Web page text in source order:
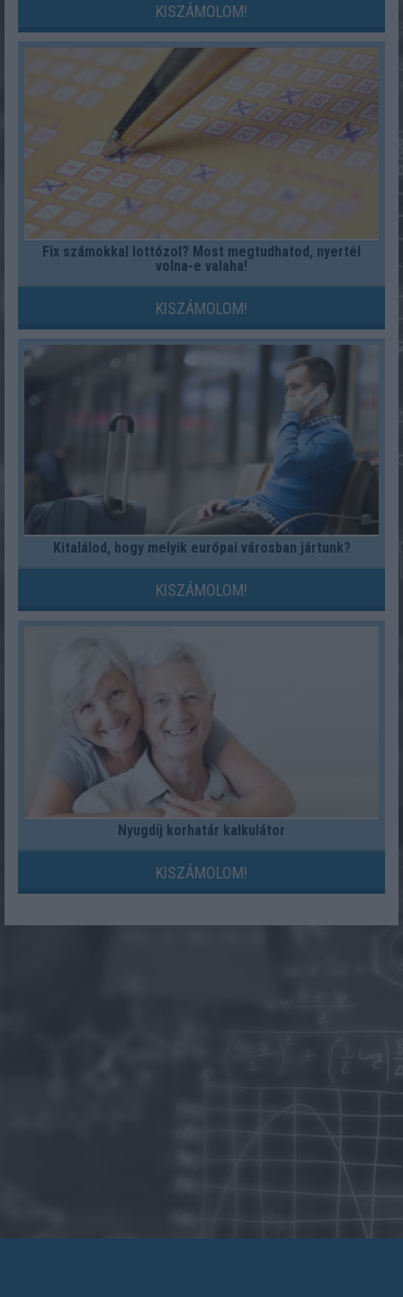
KISZÁMOLOM!
Fix számokkal lottózol? Most megtudhatod, nyertél
volna-e valaha!
KISZÁMOLOM!
Kitalálod, hogy melyik európai városban jártunk?
KISZÁMOLOM!
Nyugdíj korhatár kalkulátor
KISZÁMOLOM!